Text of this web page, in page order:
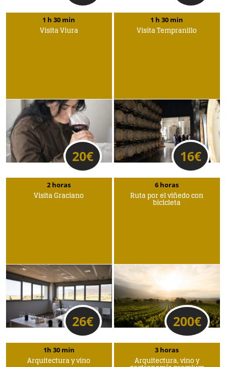
1 h 30 min
Visita Viura
20€
1 h 30 min
Visita Tempranillo
16€
2 horas
Visita Graciano
26€
6 horas
Ruta por el viñedo con
bicicleta
200€
1h 30 min
Arquitectura y vino
3 horas
Arquitectura, vino y